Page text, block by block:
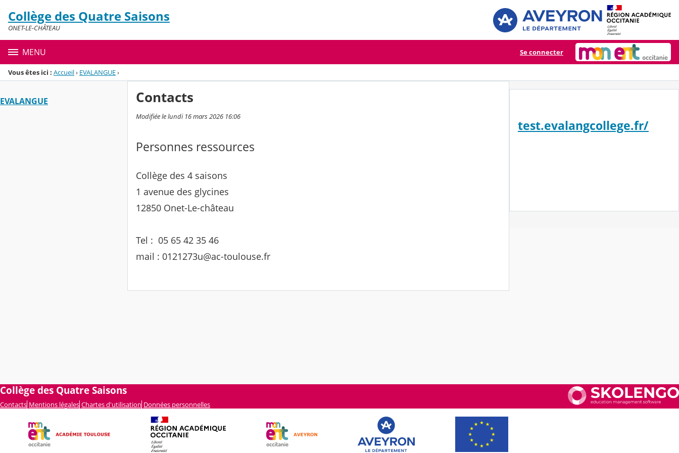
Menu de la rubrique
Contenu
Collège des Quatre Saisons
ONET-LE-CHÂTEAU
MENU Se connecter
Vous êtes ici : Accueil› EVALANGUE›
EVALANGUE Contacts
Modifiée le lundi 16 mars 2026 16:06
Personnes ressources
Collège des 4 saisons
1 avenue des glycines
12850 Onet-Le-château
Tel : 05 65 42 35 46
mail : 0121273u@ac-toulouse.fr
test.evalangcollege.fr/
Collège des Quatre Saisons
Contacts Mentions légales Chartes d'utilisation Données personnelles